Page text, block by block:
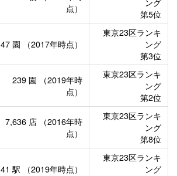
点）
ング
第5位
47 園 （2017年時点）
東京23区ランキ
ング
第3位
239 園
（2019年時
点）
東京23区ランキ
ング
第2位
7,636 店
（2016年時
点）
東京23区ランキ
ング
第8位
41駅 （2019年時点）
東京23区ランキ
ング